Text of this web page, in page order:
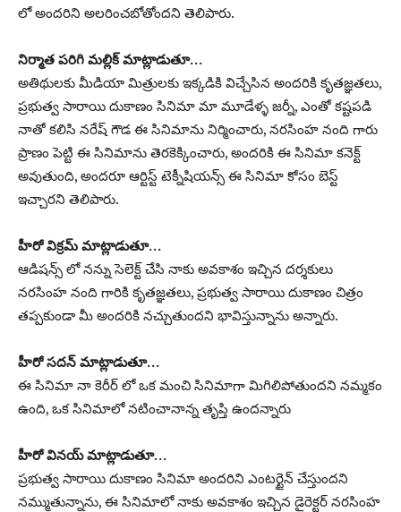
లో అందరిని అలరించబోతోందని తెలిపారు.
నిర్మాత పరిగి మల్లిక్ మాట్లాడుతూ…
అతిథులకు మీడియా మిత్రులకు ఇక్కడికి విచ్చేసిన అందరికి కృతజ్ఞతలు,
ప్రభుత్వ సారాయి దుకాణం సినిమా మా మూడేళ్ళ జర్నీ, ఎంతో కష్టపడి
నాతో కలిసి నరేష్ గౌడ ఈ సినిమాను నిర్మించారు, నరసింహ నంది గారు
ప్రాణం పెట్టి ఈ సినిమాను తెరకెక్కించారు, అందరికి ఈ సినిమా కనెక్ట్
అవుతుంది, అందరూ ఆర్టిస్ట్ టెక్నీషియన్స్ ఈ సినిమా కోసం బెస్ట్
ఇచ్చారని తెలిపారు.
హీరో విక్రమ్ మాట్లాడుతూ…
ఆడిషన్స్ లో నన్ను సెలెక్ట్ చేసి నాకు అవకాశం ఇచ్చిన దర్శకులు
నరసింహ నంది గారికి కృతజ్ఞతలు, ప్రభుత్వ సారాయి దుకాణం చిత్రం
తప్పకుండా మీ అందరికి నచ్చుతుందని భావిస్తున్నాను అన్నారు.
హీరో సదన్ మాట్లాడుతూ…
ఈ సినిమా నా కెరీర్ లో ఒక మంచి సినిమాగా మిగిలిపోతుందని నమ్మకం
ఉంది, ఒక సినిమాలో నటించానాన్న తృప్తి ఉందన్నారు
హీరో వినయ్ మాట్లాడుతూ…
ప్రభుత్వ సారాయి దుకాణం సినిమా అందరిని ఎంటర్టైన్ చేస్తుందని
నమ్ముతున్నాను, ఈ సినిమాలో నాకు అవకాశం ఇచ్చిన డైరెక్టర్ నరసింహ